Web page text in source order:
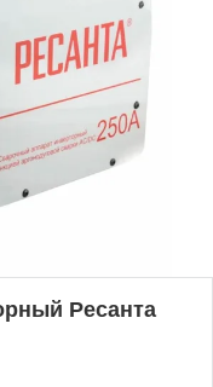
Ресанта